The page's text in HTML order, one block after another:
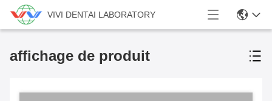
VIVI DENTAI LABORATORY
affichage de produit